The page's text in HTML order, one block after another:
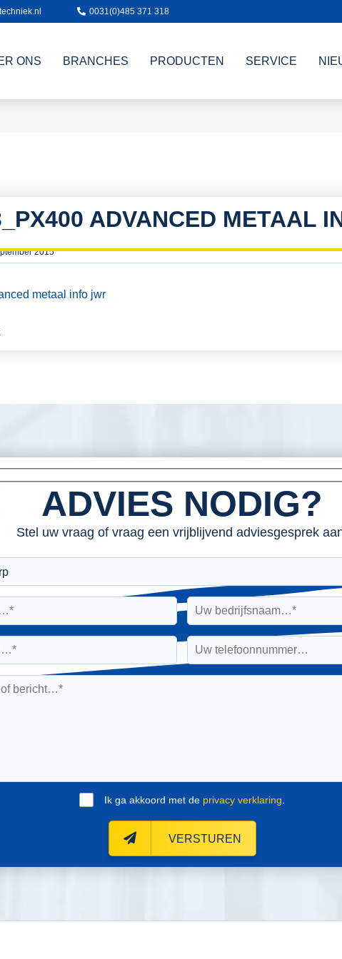
0031(0)485 371 318
ONS BRANCHES PRODUCTEN SERVICE
ADVANCED METAAL
2015
metaal info jwr
ADVIES NODIG?
Stel uw vraag of vraag een vrijblijvend adviesgesprek
Ik ga akkoord met de privacy verklaring
VERSTUREN